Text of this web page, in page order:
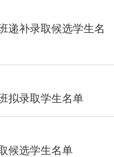
递补录取候选学生名
拟录取学生名单
候选学生名单